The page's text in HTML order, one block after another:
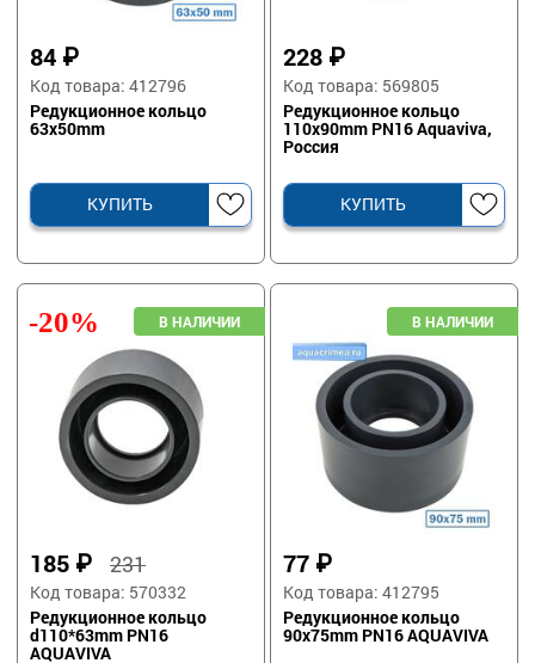
84 ₽
Код товара: 412796
Редукционное кольцо
63х50mm
КУПИТЬ
228 ₽
Код товара: 569805
Редукционное кольцо
110х90mm PN16 Aquaviva,
Россия
КУПИТЬ
185 ₽231
Код товара: 570332
Редукционное кольцо
d110*63mm PN16
AQUAVIVA
-20%
77 ₽
Код товара: 412795
Редукционное кольцо
90х75mm PN16 AQUAVIVA